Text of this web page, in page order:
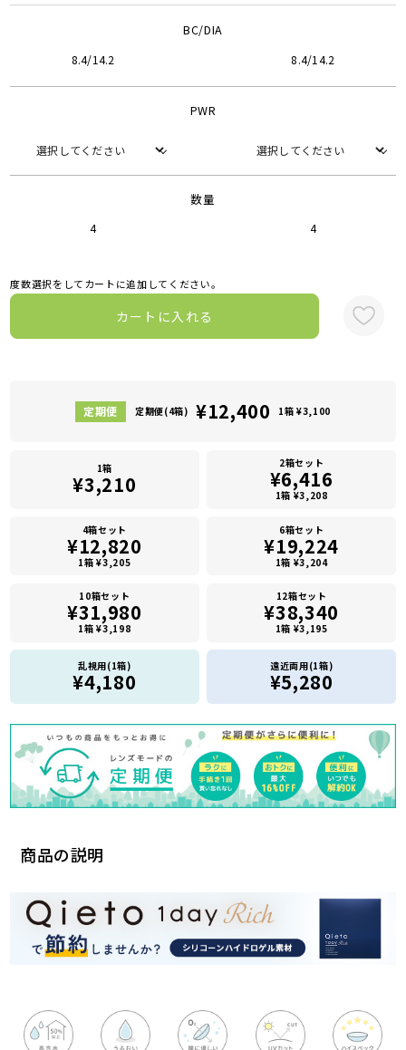
商品の説明
BC/DIA
8.4/14.2 8.4/14.2
PWR
数量
4 4
度数選択をしてカートに追加してください。
カートに入れる
定期便(4箱) ¥12,400 1箱 ¥3,100
1箱
¥3,210
2箱セット
¥6,416
1箱 ¥3,208
4箱セット
¥12,820
1箱 ¥3,205
6箱セット
¥19,224
1箱 ¥3,204
10箱セット
¥31,980
1箱 ¥3,198
12箱セット
¥38,340
1箱 ¥3,195
乱視用(1箱)
¥4,180
遠近両用(1箱)
¥5,280